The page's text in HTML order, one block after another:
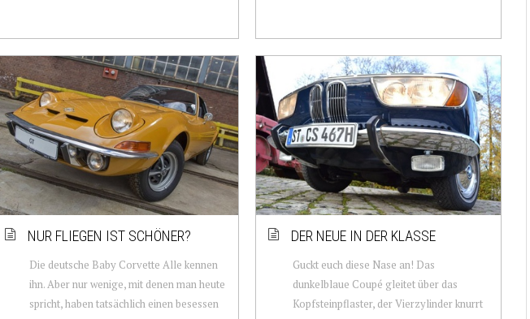
NUR FLIEGEN IST SCHÖNER?
Die deutsche Baby Corvette Alle kennen
ihn. Aber nur wenige, mit denen man heute
spricht, haben tatsächlich einen besessen
DER NEUE IN DER KLASSE
Guckt euch diese Nase an! Das
dunkelblaue Coupé gleitet über das
Kopfsteinpflaster, der Vierzylinder knurrt